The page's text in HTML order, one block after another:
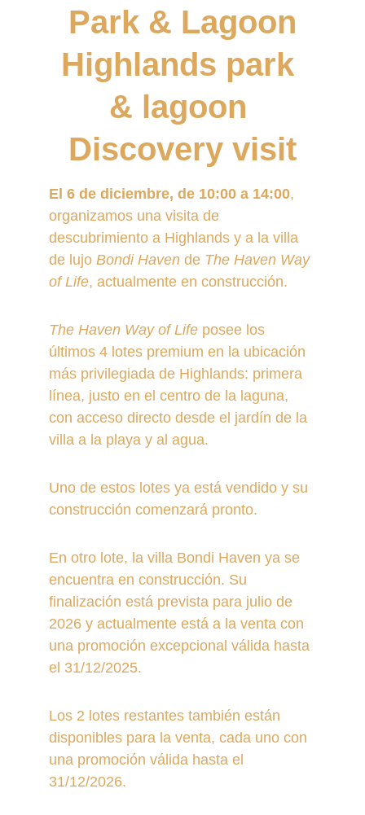
Park & Lagoon
Highlands park
& lagoon
Discovery visit
El 6 de diciembre, de 10:00 a 14:00,
organizamos una visita de
descubrimiento a Highlands y a la villa
de lujo Bondi Haven de The Haven Way
of Life, actualmente en construcción.
The Haven Way of Life posee los
últimos 4 lotes premium en la ubicación
más privilegiada de Highlands: primera
línea, justo en el centro de la laguna,
con acceso directo desde el jardín de la
villa a la playa y al agua.
Uno de estos lotes ya está vendido y su
construcción comenzará pronto.
En otro lote, la villa Bondi Haven ya se
encuentra en construcción. Su
finalización está prevista para julio de
2026 y actualmente está a la venta con
una promoción excepcional válida hasta
el 31/12/2025.
Los 2 lotes restantes también están
disponibles para la venta, cada uno con
una promoción válida hasta el
31/12/2026.